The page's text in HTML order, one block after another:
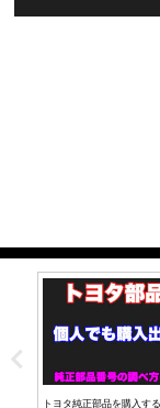
品を購入する方法